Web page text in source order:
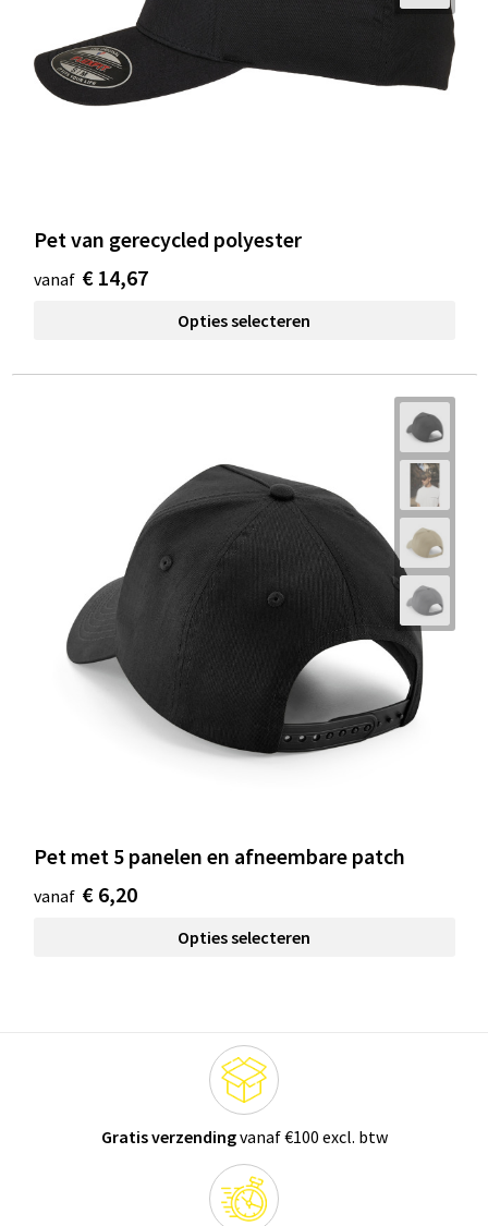
Pet van gerecycled polyester
vanaf € 14,67
Opties selecteren
Pet met 5 panelen en afneembare patch
vanaf € 6,20
Opties selecteren
Gratis verzendingvanaf €100 excl. btw